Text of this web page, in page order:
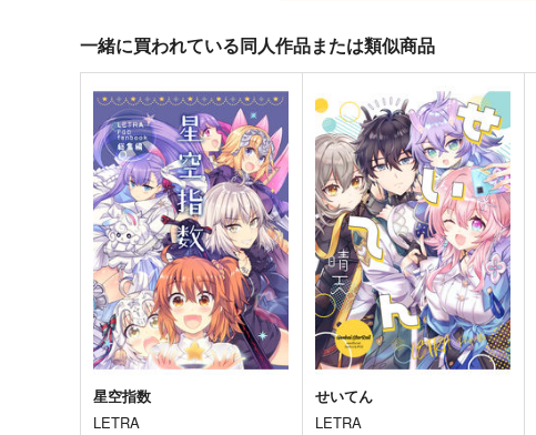
E:1001
LETRA
629円（税込）
崩壊：スターレイル
ホタル
星
銀狼
サンプル カート
せいてん
LETRA
セール中 550円（税込）
崩壊：スターレイル 丹恒
星
三月なのか
サンプル カート
一緒に買われている同人作品または類似商品
星空指数
LETRA
せいてん
LETRA